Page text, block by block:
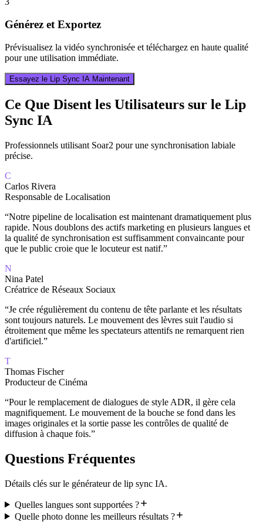
Générez et Exportez
Prévisualisez la vidéo synchronisée et téléchargez en haute qualité
pour une utilisation immédiate.
Essayez le Lip Sync IA Maintenant
Ce Que Disent les Utilisateurs sur le Lip
Sync IA
Professionnels utilisant Soar2 pour une synchronisation labiale
précise.
C
Carlos Rivera
Responsable de Localisation
“Notre pipeline de localisation est maintenant dramatiquement plus
rapide. Nous doublons des actifs marketing en plusieurs langues et
la qualité de synchronisation est suffisamment convaincante pour
que le public croie que le locuteur est natif.”
N
Nina Patel
Créatrice de Réseaux Sociaux
“Je crée régulièrement du contenu de tête parlante et les résultats
sont toujours naturels. Le mouvement des lèvres suit l'audio si
étroitement que même les spectateurs attentifs ne remarquent rien
d'artificiel.”
T
Thomas Fischer
Producteur de Cinéma
“Pour le remplacement de dialogues de style ADR, il gère cela
magnifiquement. Le mouvement de la bouche se fond dans les
images originales et la sortie passe les contrôles de qualité de
diffusion à chaque fois.”
Questions Fréquentes
Détails clés sur le générateur de lip sync IA.
Quelles langues sont supportées ?
Quelle photo donne les meilleurs résultats ?